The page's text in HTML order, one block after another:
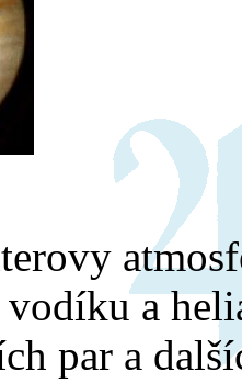
a
par a